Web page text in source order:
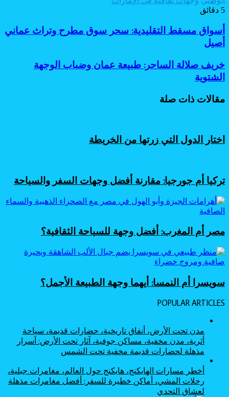
5 دقائق
أسواق
مسقط
التقليدية:
سوق
مطرح
عماني
أسواق مسقط التقليدية: سحر سوق مطرح وتراث عماني
أصيل
خريف
صلالة
الساحر:
عمان
خريف صلالة الساحر: طبيعة عمان وضباب الوجهة
الشتوية
مقالات ذات صلة
اختار الدول التي زرتها من الخريطة
تركيا أم جورجيا: مقارنة أفضل وجهات السفر والسياحة
مصر أم المغرب: أفضل وجهة للسياحة الثقافية؟
سويسرا أم النمسا: أيهما وجهة الطبيعة الأجمل؟
POPULAR ARTICLES
مدن تحت الأرض، أنفاق تاريخية، حضارات قديمة، سياحة
أثرية، مدن مخفية، مساكن جوفية، آثار تحت الأرض: أسرار
مذهلة لحضارات قديمة مخفية تحت الشمس
أخطر مسارات الهايكنج، هايكنج حول العالم، مغامرات جبلية،
رحلات المشي، أماكن خطيرة للسفر: أفضل مغامرات مذهلة
لعشاق التحدي